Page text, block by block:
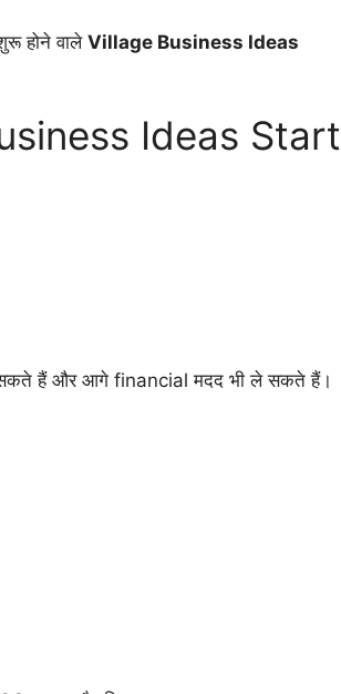
होने वाले Village Business Ideas
Ideas Start
हैं और आगे financial मदद भी ले सकते हैं।